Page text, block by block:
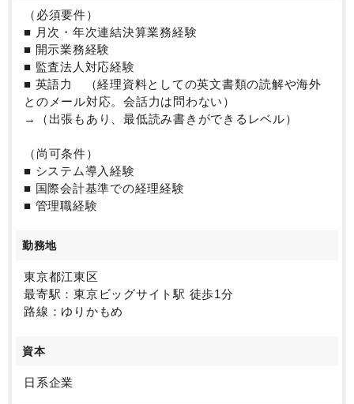
（必須要件）
■ 月次・年次連結決算業務経験
■ 開示業務経験
■ 監査法人対応経験
■ 英語力 （経理資料としての英文書類の読解や海外
とのメール対応。会話力は問わない）
→（出張もあり、最低読み書きができるレベル）
（尚可条件）
■ システム導入経験
■ 国際会計基準での経理経験
■ 管理職経験
勤務地
東京都江東区
最寄駅：東京ビッグサイト駅 徒歩1分
路線：ゆりかもめ
資本
日系企業